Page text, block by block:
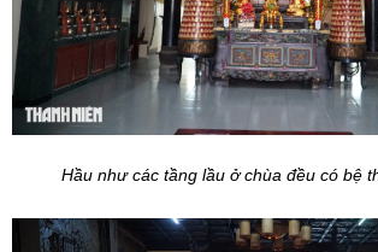
Hầu như các tầng lầu ở chùa đều có bệ